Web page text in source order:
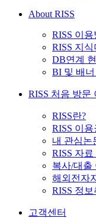
About RISS
RISS 이용
RISS 지식
DB연계
BI 및 배
RISS 처음 방문
RISS란?
RISS 이
내 관심논
RISS 자
복사/대출
해외전자
RISS 정
고객센터